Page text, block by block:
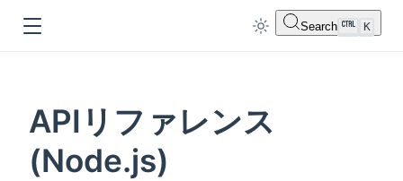
Search K
APIリファレンス
(Node.js)